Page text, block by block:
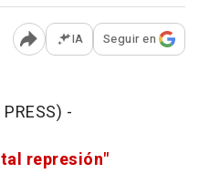
Abrir opciones para
IA Seguir en
-
represión"